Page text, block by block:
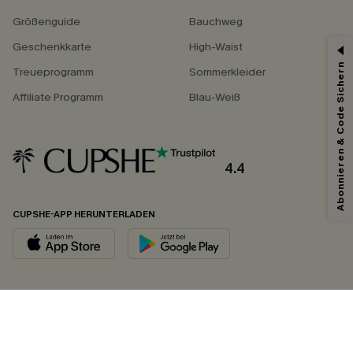
Größenguide
Geschenkkarte
Treueprogramm
Affiliate Programm
Bauchweg
High-Waist
Sommerkleider
Blau-Weiß
4.4
CUPSHE-APP HERUNTERLADEN
Abonnieren & Code Sichern